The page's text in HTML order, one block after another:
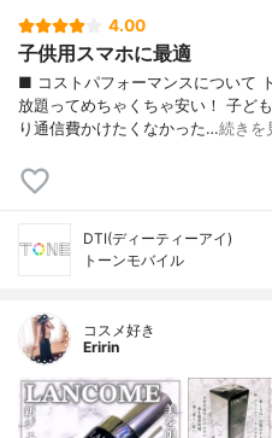
4.00
子供用スマホに最適
■ コストパフォーマンスについて
放題ってめちゃくちゃ安い！ 子ど
り通信費かけたくなかった…続きを
DTI(ディーティーアイ)
トーンモバイル
コスメ好き
Eririn